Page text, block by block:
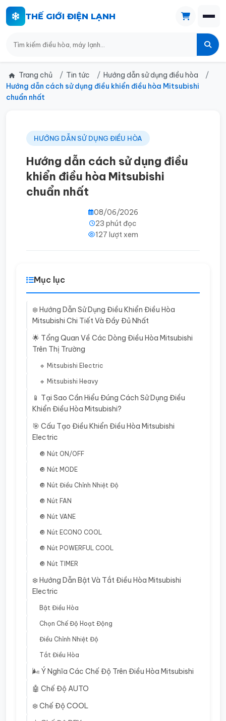
THẾ GIỚI ĐIỆN LẠNH
Trang chủ Tin tức
Hướng dẫn sử dụng điều hòa
Hướng dẫn cách sử dụng điều khiển điều hòa Mitsubishi
chuẩn nhất
HƯỚNG DẪN SỬ DỤNG ĐIỀU HÒA
Hướng dẫn cách sử dụng điều
khiển điều hòa Mitsubishi
chuẩn nhất
08/06/2026
23 phút đọc
127 lượt xem
Mục lục
❄️ Hướng Dẫn Sử Dụng Điều Khiển Điều Hòa
Mitsubishi Chi Tiết Và Đầy Đủ Nhất
🌟 Tổng Quan Về Các Dòng Điều Hòa Mitsubishi
Trên Thị Trường
🔹 Mitsubishi Electric
🔹 Mitsubishi Heavy
📱 Tại Sao Cần Hiểu Đúng Cách Sử Dụng Điều
Khiển Điều Hòa Mitsubishi?
🎯 Cấu Tạo Điều Khiển Điều Hòa Mitsubishi
Electric
🔘 Nút ON/OFF
🔘 Nút MODE
🔘 Nút Điều Chỉnh Nhiệt Độ
🔘 Nút FAN
🔘 Nút VANE
🔘 Nút ECONO COOL
🔘 Nút POWERFUL COOL
🔘 Nút TIMER
❄️ Hướng Dẫn Bật Và Tắt Điều Hòa Mitsubishi
Electric
Bật Điều Hòa
Chọn Chế Độ Hoạt Động
Điều Chỉnh Nhiệt Độ
Tắt Điều Hòa
🌬️ Ý Nghĩa Các Chế Độ Trên Điều Hòa Mitsubishi
🤖 Chế Độ AUTO
❄️ Chế Độ COOL